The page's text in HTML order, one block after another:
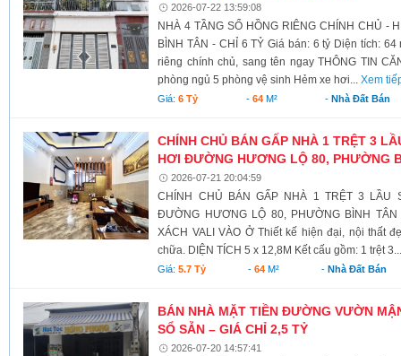
2026-07-22 13:59:08
NHÀ 4 TẦNG SỔ HỒNG RIÊNG CHÍNH CHỦ -
BÌNH TÂN - CHỈ 6 TỶ Giá bán: 6 tỷ Diện tích:
riêng chính chủ, sang tên ngay THÔNG TIN
phòng ngủ 5 phòng vệ sinh Hẻm xe hơi...Xem
Giá:6 Tỷ - 64M² -Nhà Đất Bán
CHÍNH CHỦ BÁN GẤP NHÀ 1 TRỆT 3
HƠI ĐƯỜNG HƯƠNG LỘ 80, PHƯỜNG
2026-07-21 20:04:59
CHÍNH CHỦ BÁN GẤP NHÀ 1 TRỆT 3 LẦU
ĐƯỜNG HƯƠNG LỘ 80, PHƯỜNG BÌNH
XÁCH VALI VÀO Ở Thiết kế hiện đại, nội thất
chữa. DIỆN TÍCH 5 x 12,8M Kết cấu gồm: 1 trệt
Giá:5.7 Tỷ -64 M² - Nhà Đất Bán
BÁN NHÀ MẶT TIỀN ĐƯỜNG VƯỜN
SỔ SẴN – GIÁ CHỈ 2,5 TỶ
2026-07-20 14:57:41